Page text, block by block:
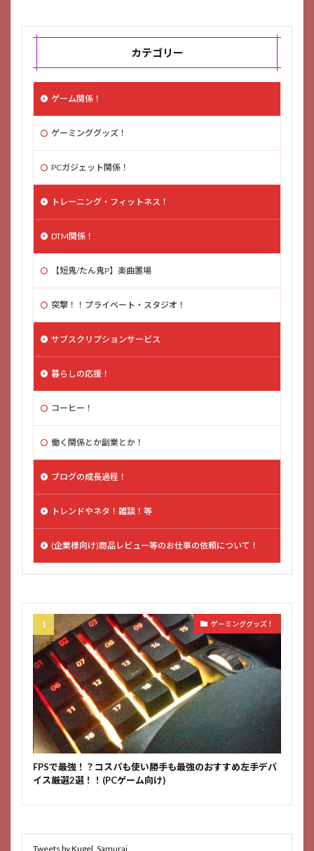
カテゴリー
ゲーム関係！
ゲーミンググッズ！
PCガジェット関係！
トレーニング・フィットネス！
DTM関係！
【短鬼/たん鬼P】楽曲置場
突撃！！プライベート・スタジオ！
サブスクリプションサービス
暮らしの応援！
コーヒー！
働く関係とか副業とか！
ブログの成長過程！
トレンドやネタ！雑談！等
(企業様向け)商品レビュー等のお仕事の依頼について！
ゲーミンググッズ！
FPSで最強！？コスパも使い勝手も最強のおすすめ左手デバ
イス厳選2選！！(PCゲーム向け)
Tweets by Kugel_Samurai